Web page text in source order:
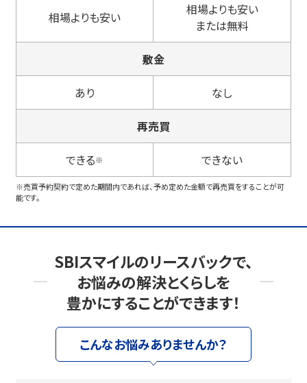
相場よりも安い
相場よりも安い
または無料
敷金
あり なし
再売買
できる※ できない
※売買予約契約で定めた期間内であれば、予め定めた金額で再売買をすることが可
能です。
SBIスマイルのリースバックで、
お悩みの解決とくらしを
豊かにすることができます！
こんなお悩みありませんか？